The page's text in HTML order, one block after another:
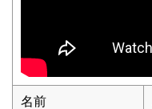
名前